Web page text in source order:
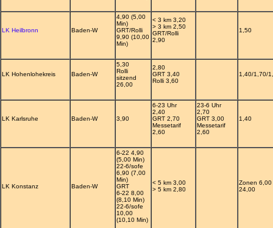
LK Heilbronn Baden-W
4,90 (5,00
Min)
GRT/Rolli
9,90 (10,00
Min)
< 3 km 3,20
> 3 km 2,50
GRT/Rolli
2,90
1,50
LK Hohenlohekreis Baden-W
5,30
Rolli
sitzend
26,00
2,80
GRT 3,40
Rolli 3,60
1,40/1,70/
LK Karlsruhe Baden-W 3,90
6-23 Uhr
2,40
GRT 2,70
Messetarif
2,60
23-6 Uhr
2,70
GRT 3,00
Messetarif
2,60
1,40
LK Konstanz Baden-W
6-22 4,90
(5,00 Min)
22-6/sofe
6,90 (7,00
Min)
GRT
6-22 8,00
(8,10 Min)
22-6/sofe
10,00
(10,10 Min)
< 5 km 3,00
> 5 km 2,80
Zonen 6,00
24,00